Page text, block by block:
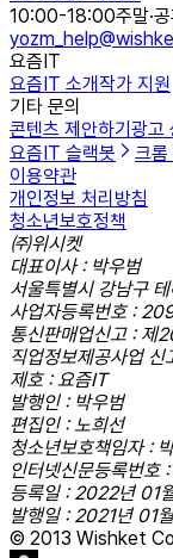
10:00-18:00주말·
요즘IT
요즘IT 소개작가 지원
기타 문의
콘텐츠 제안하기 광고
요즘IT 슬랙봇
크롬
이용약관
개인정보 처리방침
청소년보호정책
㈜위시켓
대표이사 : 박우범
서울특별시 강남구
사업자등록번호 :
통신판매업신고 :
직업정보제공사업
제호 : 요즘IT
발행인 : 박우범
편집인 : 노희선
청소년보호책임자 :
인터넷신문등록번호
등록일 : 2022년 01
발행일 : 2021년 01
© 2013 Wishket